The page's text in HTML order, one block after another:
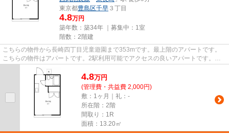
東京都豊島区千早 ３丁目
4.8万円
築年数：築34年 ｜募集中： 1室
階数：2階建
こちらの物件から長崎四丁目児童遊園まで353mです。最上階のアパートです。
こちらの物件はアパートです。2駅利用可能でアクセスの良いアパートです。
VERUSでいつでも物件探しをして下...
4.8万円
(管理費・共益費 2,000円)
敷：1ヶ月｜礼：-
所在階：2階
間取り：1R
面積：13.20㎡